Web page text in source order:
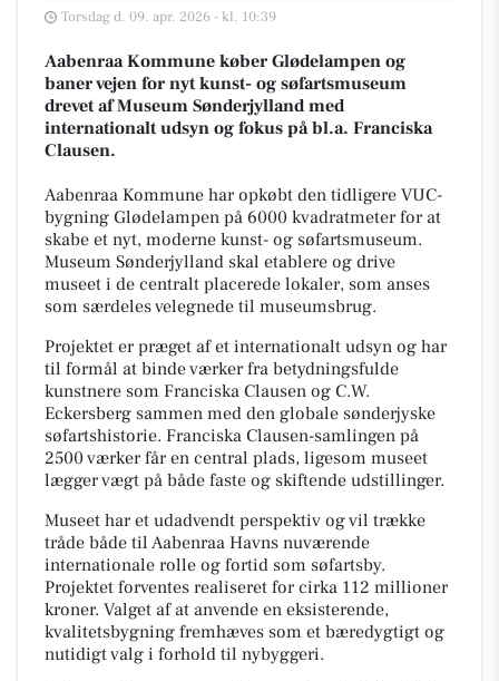
Torsdag d. 09. apr. 2026 - kl. 10:39
Aabenraa Kommune køber Glødelampen og
baner vejen for nyt kunst- og søfartsmuseum
drevet af Museum Sønderjylland med
internationalt udsyn og fokus på bl.a. Franciska
Clausen.
Aabenraa Kommune har opkøbt den tidligere VUC-
bygning Glødelampen på 6000 kvadratmeter for at
skabe et nyt, moderne kunst- og søfartsmuseum.
Museum Sønderjylland skal etablere og drive
museet i de centralt placerede lokaler, som anses
som særdeles velegnede til museumsbrug.
Projektet er præget af et internationalt udsyn og har
til formål at binde værker fra betydningsfulde
kunstnere som Franciska Clausen og C.W.
Eckersberg sammen med den globale sønderjyske
søfartshistorie. Franciska Clausen-samlingen på
2500 værker får en central plads, ligesom museet
lægger vægt på både faste og skiftende udstillinger.
Museet har et udadvendt perspektiv og vil trække
tråde både til Aabenraa Havns nuværende
internationale rolle og fortid som søfartsby.
Projektet forventes realiseret for cirka 112 millioner
kroner. Valget af at anvende en eksisterende,
kvalitetsbygning fremhæves som et bæredygtigt og
nutidigt valg i forhold til nybyggeri.